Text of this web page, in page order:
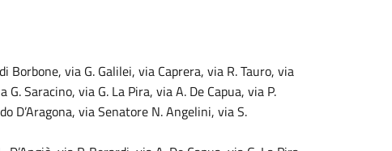
Borbone, via G. Galilei, via Caprera, via R. Tauro, via
Saracino, via G. La Pira, via A. De Capua, via P.
D’Aragona, via Senatore N. Angelini, via S.